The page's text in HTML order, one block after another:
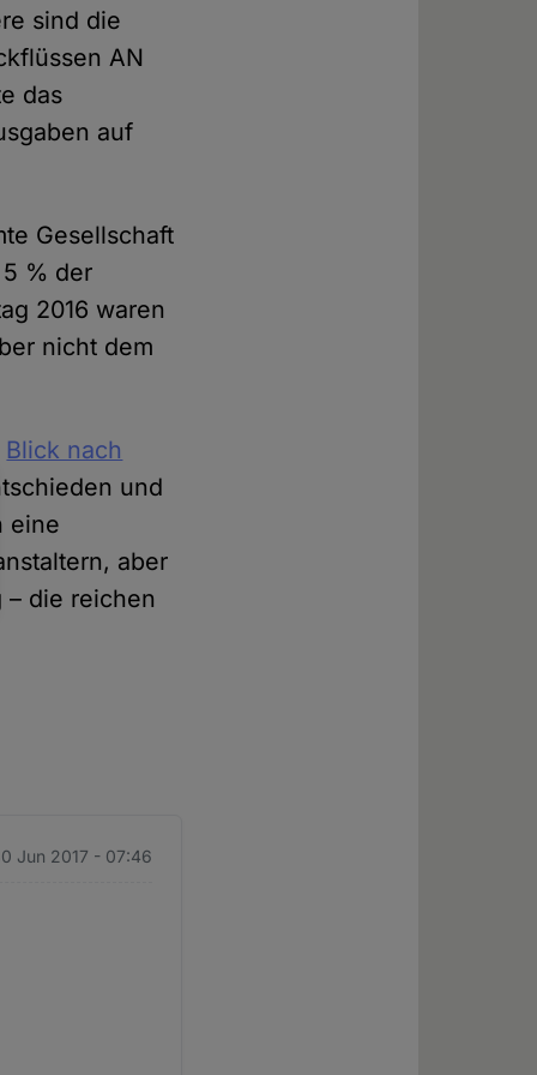
sind die
AN
das
auf
Gesellschaft
% der
2016 waren
nicht dem
Blick nach
und
eine
aber
die reichen
Jun 2017 - 07:46